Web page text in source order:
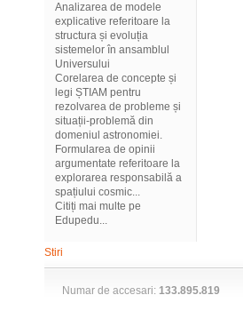
Analizarea de modele
explicative referitoare la
structura și evoluția
sistemelor în ansamblul
Universului
Corelarea de concepte și
legi ȘTIAM pentru
rezolvarea de probleme și
situații-problemă din
domeniul astronomiei.
Formularea de opinii
argumentate referitoare la
explorarea responsabilă a
spațiului cosmic...
Citiți mai multe pe
Edupedu...
Stiri
Numar de accesari: 133.895.819